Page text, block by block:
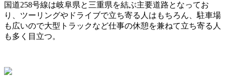
国道258号線は岐阜県と三重県を結ぶ主要道路となってお
り、ツーリングやドライブで立ち寄る人はもちろん、駐車場
も広いので大型トラックなど仕事の休憩を兼ねて立ち寄る人
も多く目立つ。